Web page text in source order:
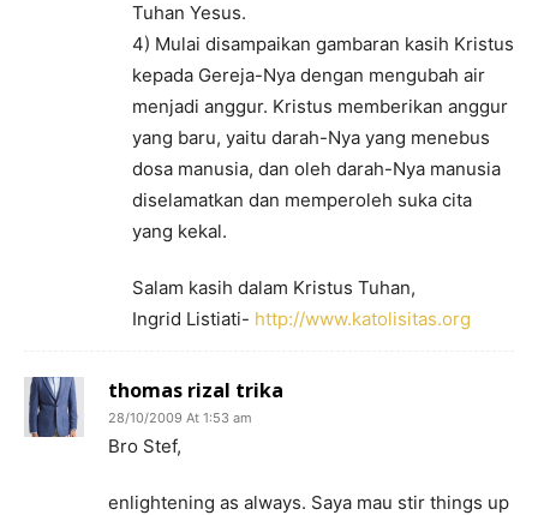
Tuhan Yesus.
4) Mulai disampaikan gambaran kasih Kristus
kepada Gereja-Nya dengan mengubah air
menjadi anggur. Kristus memberikan anggur
yang baru, yaitu darah-Nya yang menebus
dosa manusia, dan oleh darah-Nya manusia
diselamatkan dan memperoleh suka cita
yang kekal.
Salam kasih dalam Kristus Tuhan,
Ingrid Listiati- http://www.katolisitas.org
thomas rizal trika
28/10/2009 At 1:53 am
Bro Stef,
enlightening as always. Saya mau stir things up